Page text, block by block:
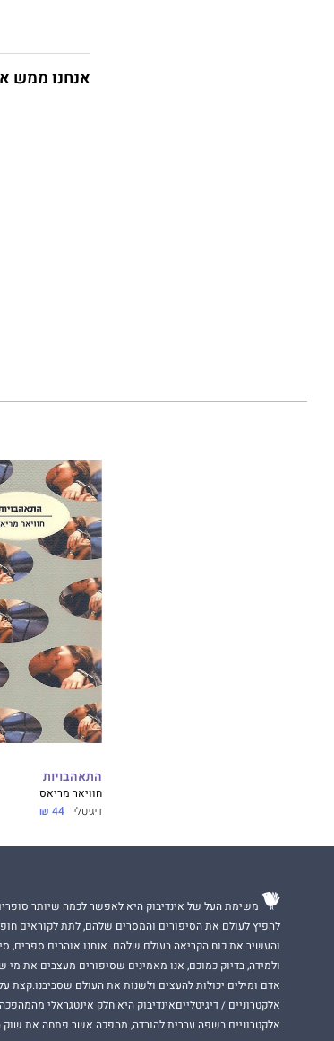
‬שעליהם‭ ‬למצוא‭ ‬דרך‭ ‬להציל‭ ‬לא‭ ‬רק‭ ‬את‭
מיקול‭ ‬אוסטובאנחנו ממש
התאהבויות
חוויאר מריאס
דיגיטלי 44 ₪
משימת העל של אינדיבוק היא לאפשר לכמה שיותר
להפיץ לעולם את הסיפורים והמסרים שלהם, לתת לקוראים
והעשיר את כוח הקריאה בעולם שלהם. אנחנו אוהבים ספרים,
ולמידה, בדיוק כמוכם, אנו מאמינים שסיפורים מעצבים את מי
אדם ומילים יכולות להעצים ולשנות את העולם שסביבנו.קצת
אלקטרוניים / דיגיטלייםאינדיבוק היא חלק אינטגראלי
אלקטרוניים בשפה עברית להורדה, מהפכה אשר פתחה את שוק